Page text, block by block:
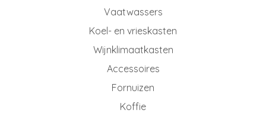
Vaatwassers
Koel- en vrieskasten
Wijnklimaatkasten
Accessoires
Fornuizen
Koffie